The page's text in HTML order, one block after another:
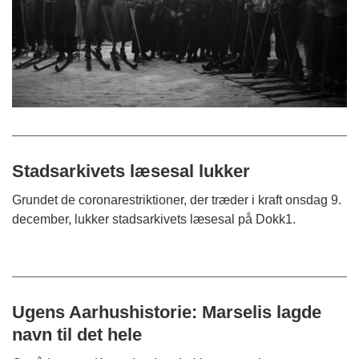
Stadsarkivets læsesal lukker
Grundet de coronarestriktioner, der træder i kraft onsdag 9.
december, lukker stadsarkivets læsesal på Dokk1.
Ugens Aarhushistorie: Marselis lagde
navn til det hele